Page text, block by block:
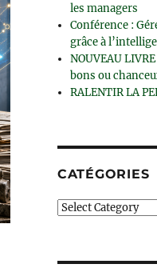
les managers
Conférence :
grâce à
NOUVEAU
bons ou
RALENTIR LA
CATÉGORIES
Catégories